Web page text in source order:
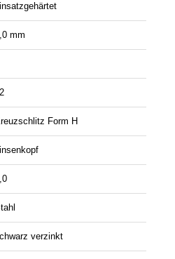
mm
Form H
verzinkt